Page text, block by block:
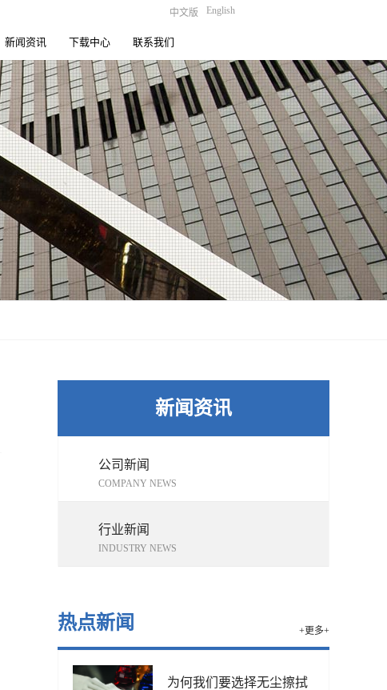
中文版 English
新闻资讯 下载中心 联系我们
新闻资讯
公司新闻
COMPANY NEWS
行业新闻
INDUSTRY NEWS
热点新闻 +更多+
为何我们要选择无尘擦拭